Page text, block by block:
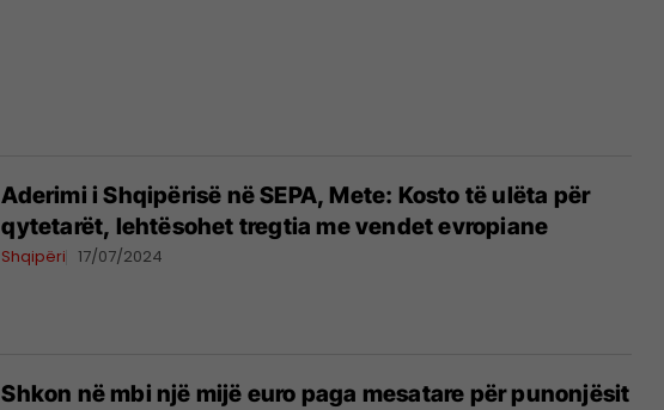
Aderimi i Shqipërisë në SEPA, Mete: Kosto të ulëta për
qytetarët, lehtësohet tregtia me vendet evropiane
Shqipëri 17/07/2024
Shkon në mbi një mijë euro paga mesatare për punonjësit